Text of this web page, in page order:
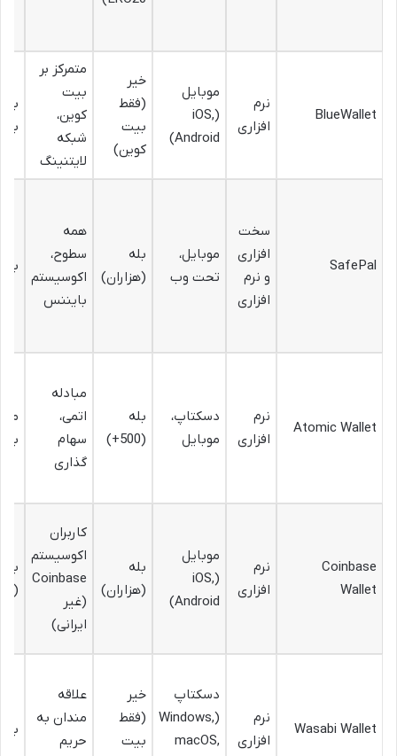
BlueWallet
نرم
افزاری
موبایل
(iOS,
Android)
خیر
(فقط
بیت
کوین)
متمرکز بر
بیت
کوین،
شبکه
لایتنینگ
SafePal
سخت
افزاری
و نرم
افزاری
موبایل،
تحت وب
بله
(هزاران)
همه
سطوح،
اکوسیستم
بایننس
بالا
Atomic Wallet
نرم
افزاری
دسکتاپ،
موبایل
بله
(500+)
مبادله
اتمی،
سهام
گذاری
بالا
Coinbase
Wallet
نرم
افزاری
موبایل
(iOS,
Android)
بله
(هزاران)
کاربران
اکوسیستم
Coinbase
(غیر
ایرانی)
بالا
Wasabi Wallet
نرم
افزاری
دسکتاپ
(Windows,
macOS,
خیر
(فقط
بیت
علاقه
مندان به
حریم